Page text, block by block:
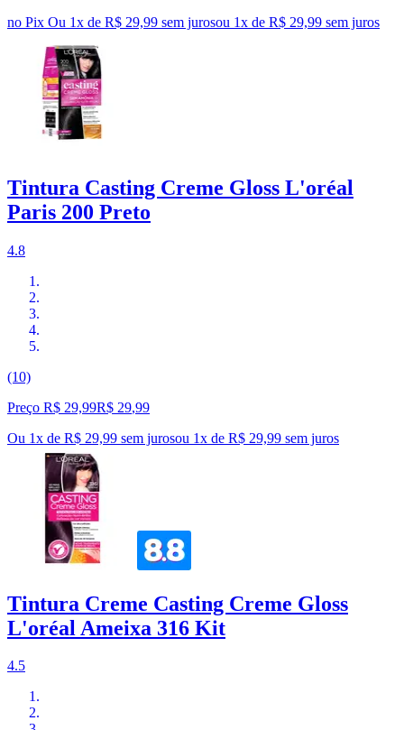
no Pix Ou 1x de R$ 29,99 sem jurosou 1x de R$ 29,99 sem juros
Tintura Casting Creme Gloss L'oréal
Paris 200 Preto
4.8
(10)
Preço R$ 29,99R$ 29,99
Ou 1x de R$ 29,99 sem jurosou 1x de R$ 29,99 sem juros
Tintura Creme Casting Creme Gloss
L'oréal Ameixa 316 Kit
4.5